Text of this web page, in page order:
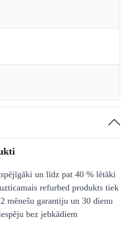
un līdz pat 40 % lētāki
refurbed produkts tiek
mēnešu garantiju un 30 dienu
bez jebkādiem